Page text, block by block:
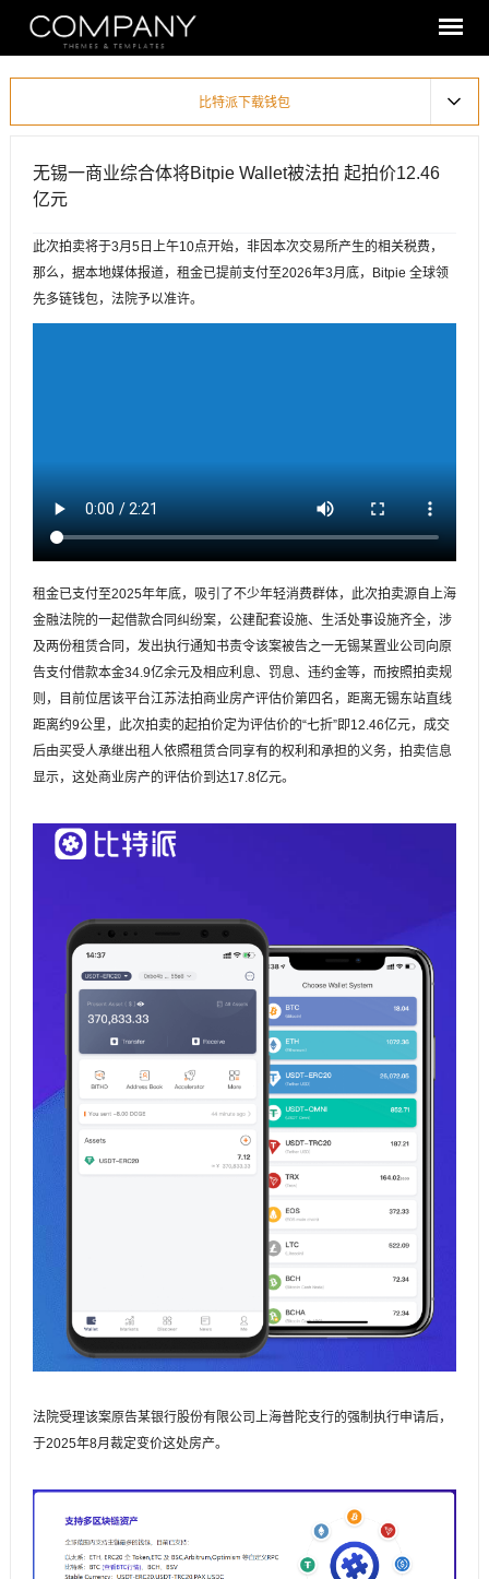
比特派下载钱包
无锡一商业综合体将Bitpie Wallet被法拍 起拍价12.46
亿元
此次拍卖将于3月5日上午10点开始，非因本次交易所产生的相关税费，
那么，据本地媒体报道，租金已提前支付至2026年3月底，Bitpie 全球领
先多链钱包，法院予以准许。
租金已支付至2025年年底，吸引了不少年轻消费群体，此次拍卖源自上海
金融法院的一起借款合同纠纷案，公建配套设施、生活处事设施齐全，涉
及两份租赁合同，发出执行通知书责令该案被告之一无锡某置业公司向原
告支付借款本金34.9亿余元及相应利息、罚息、违约金等，而按照拍卖规
则，目前位居该平台江苏法拍商业房产评估价第四名，距离无锡东站直线
距离约9公里，此次拍卖的起拍价定为评估价的“七折”即12.46亿元，成交
后由买受人承继出租人依照租赁合同享有的权利和承担的义务，拍卖信息
显示，这处商业房产的评估价到达17.8亿元。
法院受理该案原告某银行股份有限公司上海普陀支行的强制执行申请后，
于2025年8月裁定变价这处房产。